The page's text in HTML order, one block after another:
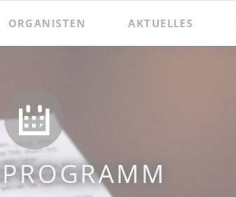
ORGANISTEN
Die Assistenzorganistin
Berühmte Gast-Organisten
AKTUELLES